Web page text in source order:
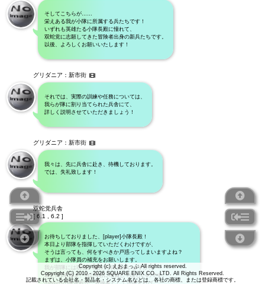
Copyright (c) えおまっぷ All rights reserved.
Copyright (C) 2010 - 2026 SQUARE ENIX CO., LTD. All Rights Reserved.
記載されている会社名・製品名・システム名などは、各社の商標、または登録商標です。
そしてこちらが……
栄えある我が小隊に所属する兵たちです！
いずれも英雄たる小隊長殿に憧れて、
双蛇党に志願してきた冒険者出身の新兵たちです。
以後、よろしくお願いいたします！
グリダニア：新市街
それでは、実際の訓練や任務については、
我らが隊に割り当てられた兵舎にて、
詳しく説明させていただきましょう！
グリダニア：新市街
我々は、先に兵舎に赴き、待機しております。
では、失礼致します！
双蛇党兵舎
[ 6.1 , 6.2 ]
お待ちしておりました、[player]小隊長殿！
本日より部隊を指揮していただくわけですが、
そうは言っても、何をすべきか戸惑ってしまいますよね？
まずは、小隊員の補充をお願いします。
我が部隊には現在、3名の小隊員がいますが、
新たに1名加え、合計4名に増員してほしいのです。